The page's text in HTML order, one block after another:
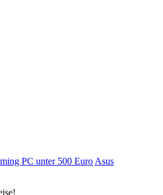
PC unter 500 Euro Asus